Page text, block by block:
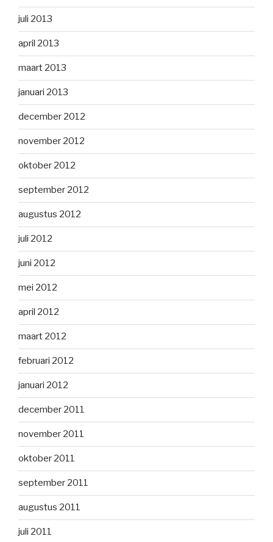
juli 2013
april 2013
maart 2013
januari 2013
december 2012
november 2012
oktober 2012
september 2012
augustus 2012
juli 2012
juni 2012
mei 2012
april 2012
maart 2012
februari 2012
januari 2012
december 2011
november 2011
oktober 2011
september 2011
augustus 2011
juli 2011